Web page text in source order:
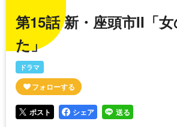
第15話 新・座頭市II「
た」
ドラマ
ポスト シェア 送る